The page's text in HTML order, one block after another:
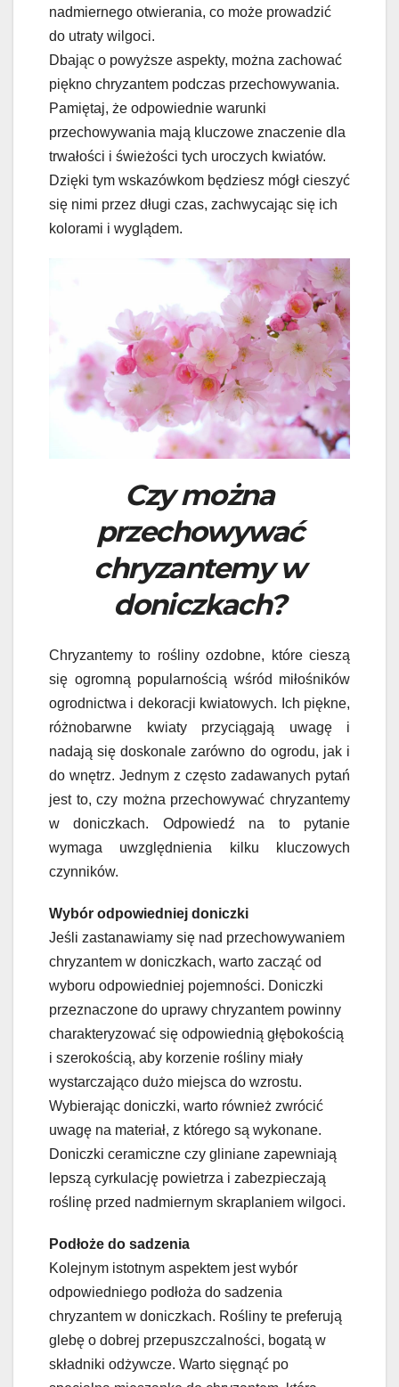
nadmiernego otwierania, co może prowadzić
do utraty wilgoci.
Dbając o powyższe aspekty, można zachować
piękno chryzantem podczas przechowywania.
Pamiętaj, że odpowiednie warunki
przechowywania mają kluczowe znaczenie dla
trwałości i świeżości tych uroczych kwiatów.
Dzięki tym wskazówkom będziesz mógł cieszyć
się nimi przez długi czas, zachwycając się ich
kolorami i wyglądem.
Czy można
przechowywać
chryzantemy w
doniczkach?
Chryzantemy to rośliny ozdobne, które cieszą
się ogromną popularnością wśród miłośników
ogrodnictwa i dekoracji kwiatowych. Ich piękne,
różnobarwne kwiaty przyciągają uwagę i
nadają się doskonale zarówno do ogrodu, jak i
do wnętrz. Jednym z często zadawanych pytań
jest to, czy można przechowywać chryzantemy
w doniczkach. Odpowiedź na to pytanie
wymaga uwzględnienia kilku kluczowych
czynników.
Wybór odpowiedniej doniczki
Jeśli zastanawiamy się nad przechowywaniem
chryzantem w doniczkach, warto zacząć od
wyboru odpowiedniej pojemności. Doniczki
przeznaczone do uprawy chryzantem powinny
charakteryzować się odpowiednią głębokością
i szerokością, aby korzenie rośliny miały
wystarczająco dużo miejsca do wzrostu.
Wybierając doniczki, warto również zwrócić
uwagę na materiał, z którego są wykonane.
Doniczki ceramiczne czy gliniane zapewniają
lepszą cyrkulację powietrza i zabezpieczają
roślinę przed nadmiernym skraplaniem wilgoci.
Podłoże do sadzenia
Kolejnym istotnym aspektem jest wybór
odpowiedniego podłoża do sadzenia
chryzantem w doniczkach. Rośliny te preferują
glebę o dobrej przepuszczalności, bogatą w
składniki odżywcze. Warto sięgnąć po